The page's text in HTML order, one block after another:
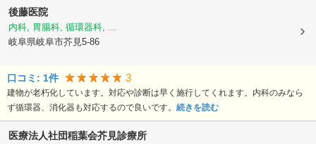
後藤医院
内科, 胃腸科, 循環器科, ...
岐阜県岐阜市芥見5-86
口コミ: 1件 3
建物が老朽化しています。対応や診断は早く施行してくれます。内科のみなら
ず循環器、消化器も対応するので良いです。 続きを読む
医療法人社団稲葉会芥見診療所